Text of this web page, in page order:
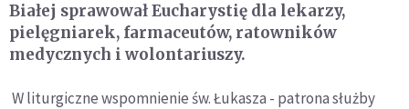
Białej sprawował Eucharystię dla lekarzy,
pielęgniarek, farmaceutów, ratowników
medycznych i wolontariuszy.
W liturgiczne wspomnienie św. Łukasza - patrona służby